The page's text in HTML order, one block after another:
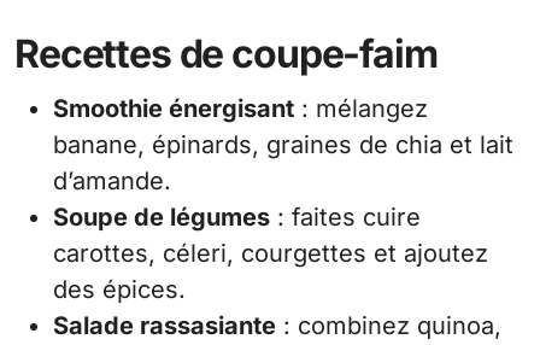
Recettes de coupe-faim
Smoothie énergisant : mélangez
banane, épinards, graines de chia et lait
d’amande.
Soupe de légumes : faites cuire
carottes, céleri, courgettes et ajoutez
des épices.
Salade rassasiante : combinez quinoa,